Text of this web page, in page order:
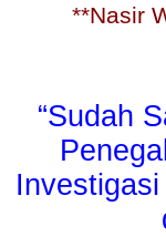
**Nasir
“Sudah